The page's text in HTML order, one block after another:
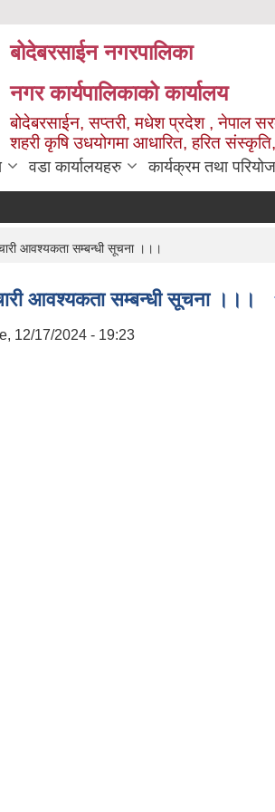
बोदेबरसाईन नगरपालिका
नगर कार्यपालिकाको कार्यालय
बोदेबरसाईन, सप्तरी, मधेश प्रदेश , नेपाल
शहरी कृषि उधयोगमा आधारित, हरित
वडा कार्यालयहरु कार्यक्रम तथा
आवश्यकता सम्बन्धी सूचना ।।।
आवश्यकता सम्बन्धी सूचना ।।।
12/17/2024 - 19:23